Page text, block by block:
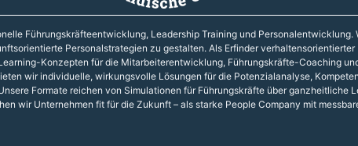
Führungskräfteentwicklung, Leadership Training und Personalentwicklung.
Personalstrategien zu gestalten. Als Erfinder
Konzepten für die Mitarbeiterentwicklung, Führungskräfte-Coaching
wir individuelle, wirkungsvolle Lösungen für die Potenzialanalyse,
Formate reichen von Simulationen für Führungskräfte über ganzheitliche
wir Unternehmen fit für die Zukunft – als starke People Company mit